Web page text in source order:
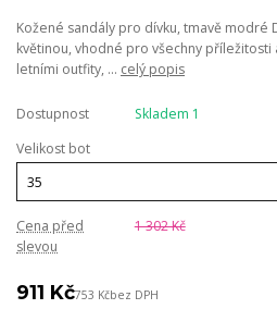
Kožené sandály pro dívku, tmavě modré
květinou, vhodné pro všechny příležitosti
letními outfity, ... celý popis
Dostupnost
Skladem 1
Velikost bot
Cena před
slevou
1 302 Kč
911 Kč753 Kčbez DPH